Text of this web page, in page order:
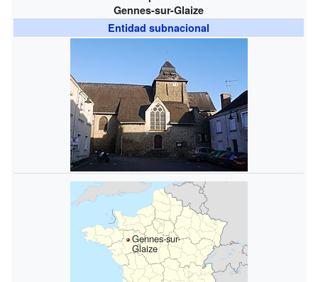
Gennes-sur-Glaize
Entidad subnacional
Gennes-sur-
Glaize